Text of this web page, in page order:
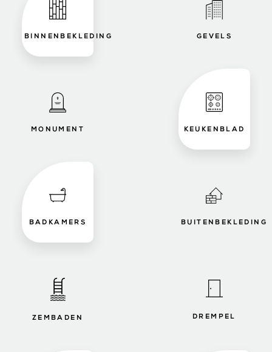
BINNENBEKLEDING GEVELS
MONUMENT KEUKENBLAD
BADKAMERS BUITENBEKLEDING
ZEMBADEN DREMPEL